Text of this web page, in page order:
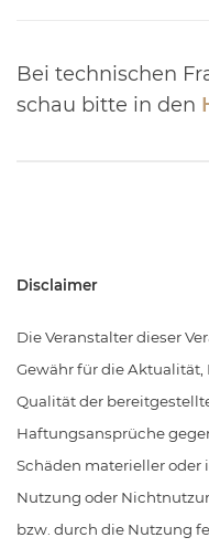
Bei technischen
schau bitte in den
Disclaimer
Die Veranstalter dieser
Gewähr für die
Qualität der
Haftungsansprüche
Schäden materieller oder
Nutzung oder
bzw. durch die Nutzung